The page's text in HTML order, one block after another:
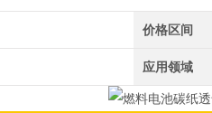
价格区间
应用领域